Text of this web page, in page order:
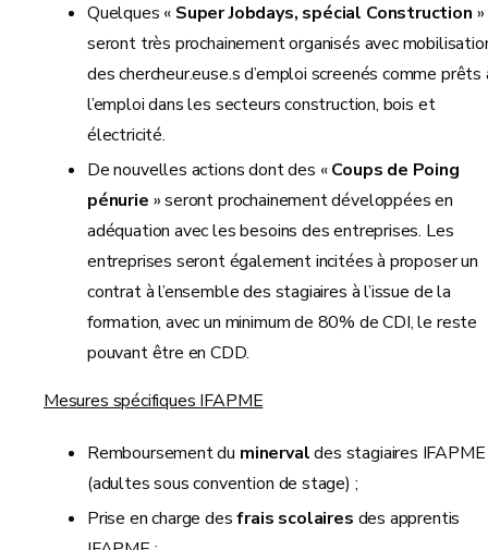
Quelques « Super Jobdays, spécial Construction »
seront très prochainement organisés avec
des chercheur.euse.s d’emploi screenés comme prêts
l’emploi dans les secteurs construction, bois et
électricité.
De nouvelles actions dont des «Coups de Poing
pénurie » seront prochainement développées en
adéquation avec les besoins des entreprises. Les
entreprises seront également incitées à proposer un
contrat à l’ensemble des stagiaires à l’issue de la
formation, avec un minimum de 80% de CDI, le reste
pouvant être en CDD.
Mesures spécifiques IFAPME
Remboursement du minervaldes stagiaires IFAPME
(adultes sous convention de stage) ;
Prise en charge desfrais scolaires des apprentis